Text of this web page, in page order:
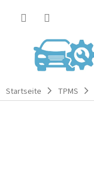
Startseite TPMS